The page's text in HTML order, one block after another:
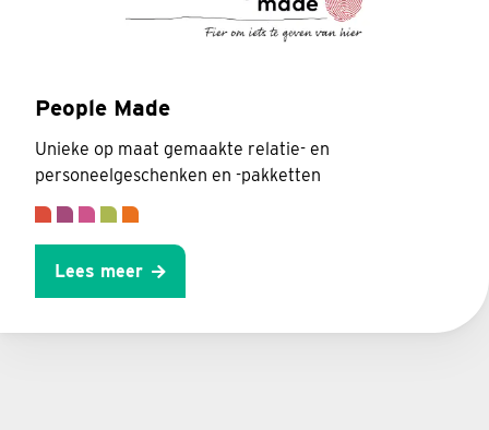
People Made
Unieke op maat gemaakte relatie- en
personeelgeschenken en -pakketten
Lees meer